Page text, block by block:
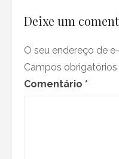
Deixe um
O seu endereço de
Campos
Comentário *